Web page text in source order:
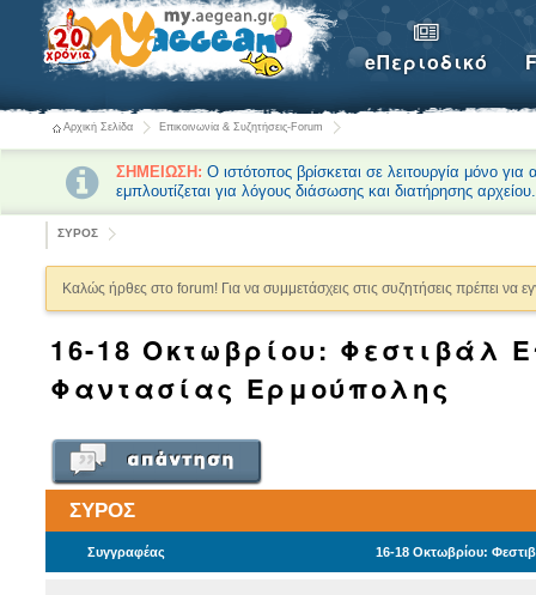
eΠεριοδικό
Αρχική Σελίδα Επικοινωνία & Συζητήσεις-Forum
ΣΗΜΕΙΩΣΗ: Ο ιστότοπος βρίσκεται σε λειτουργία μόνο
εμπλουτίζεται για λόγους διάσωσης και διατήρησης αρχείου.
ΣΥΡΟΣ
Καλώς ήρθες στο forum! Για να συμμετάσχεις στις συζητήσεις πρέπει να
16-18 Οκτωβρίου: Φεστιβάλ
Φαντασίας Ερμούπολης
ΣΥΡΟΣ
Συγγραφέας 16-18 Οκτωβρίου: